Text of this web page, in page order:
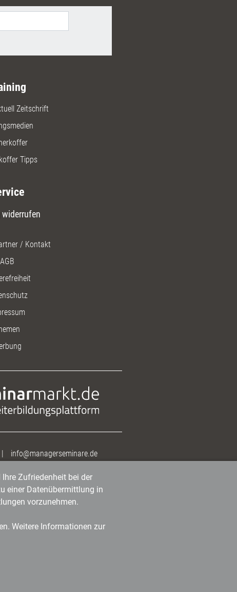
Zeitschrift
Tipps
widerrufen
/ Kontakt
AGB
| info@managerseminare.de
Zufriedenheit bei der
einer Datenübermittlung in
vorzunehmen.
Weitere Informationen zur